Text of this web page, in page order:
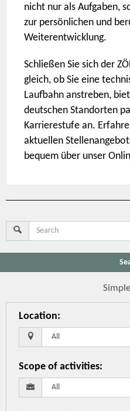
nicht nur als Aufgaben,
zur persönlichen und
Weiterentwicklung.
Schließen Sie sich der
gleich, ob Sie eine
Laufbahn anstreben,
deutschen Standorten
Karrierestufe an.
aktuellen
bequem über unser
Location:
Scope of activities: